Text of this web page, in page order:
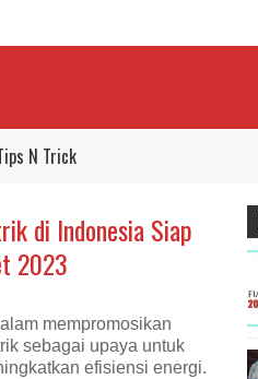
N Trick
di Indonesia Siap
2023
mempromosikan
sebagai upaya untuk
efisiensi energi.